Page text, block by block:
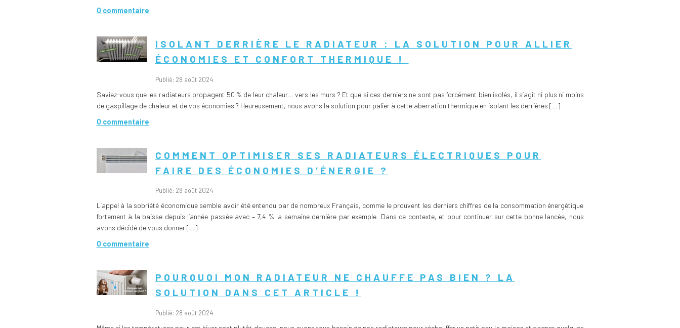
0 commentaire
ISOLANT DERRIÈRE LE RADIATEUR : LA SOLUTION POUR ALLIER
ÉCONOMIES ET CONFORT THERMIQUE !
Publié: 28 août 2024
Saviez-vous que les radiateurs propagent 50 % de leur chaleur… vers les murs ? Et que si ces derniers ne sont pas forcément bien isolés, il s’agit ni plus ni moins
de gaspillage de chaleur et de vos économies ? Heureusement, nous avons la solution pour palier à cette aberration thermique en isolant les derrières […]
0 commentaire
COMMENT OPTIMISER SES RADIATEURS ÉLECTRIQUES POUR
FAIRE DES ÉCONOMIES D’ÉNERGIE ?
Publié: 28 août 2024
L’appel à la sobriété économique semble avoir été entendu par de nombreux Français, comme le prouvent les derniers chiffres de la consommation énergétique
fortement à la baisse depuis l’année passée avec – 7,4 % la semaine dernière par exemple. Dans ce contexte, et pour continuer sur cette bonne lancée, nous
avons décidé de vous donner […]
0 commentaire
POURQUOI MON RADIATEUR NE CHAUFFE PAS BIEN ? LA
SOLUTION DANS CET ARTICLE !
Publié: 28 août 2024